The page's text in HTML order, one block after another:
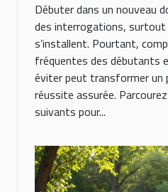
Débuter dans un nouveau
des interrogations, surtout
s’installent. Pourtant,
fréquentes des débutants
éviter peut transformer un
réussite assurée.
suivants pour...